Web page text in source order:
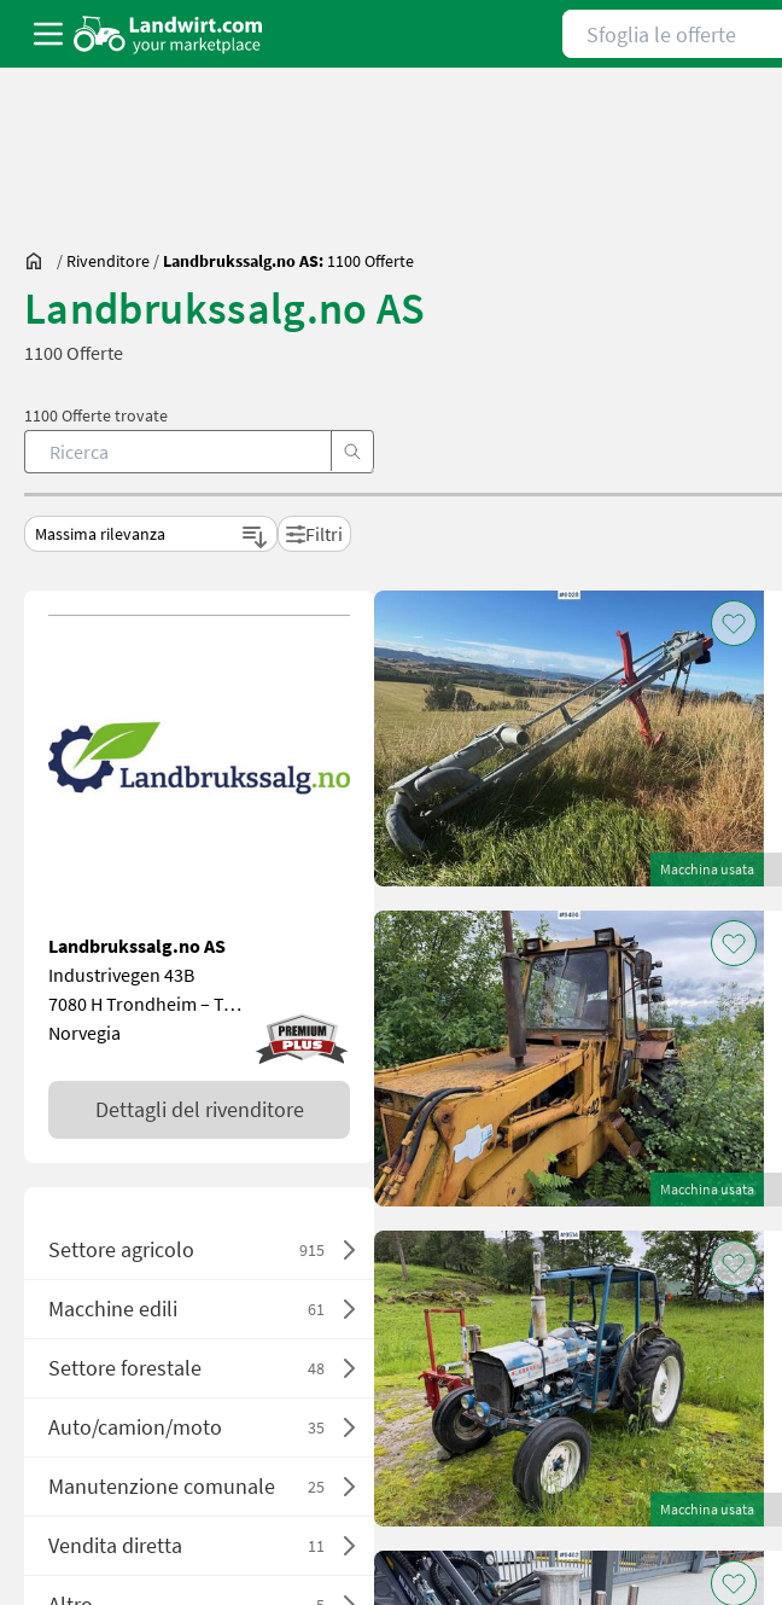
Sfoglia le offerte
/ Rivenditore / Landbrukssalg.no AS: 1100 Offerte
Landbrukssalg.no AS
1100 Offerte
1100 Offerte trovate
Filtri
Landbrukssalg.no AS
Industrivegen 43B
7080 H Trondheim – Tromsø
Norvegia
Dettagli del rivenditore
Settore agricolo 915
Macchine edili 61
Settore forestale 48
Auto/camion/moto 35
Manutenzione comunale 25
Vendita diretta 11
Macchina usata
Macchina usata
Macchina usata